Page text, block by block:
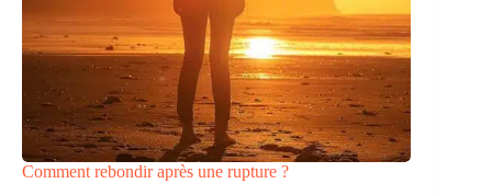
Comment rebondir après une rupture ?